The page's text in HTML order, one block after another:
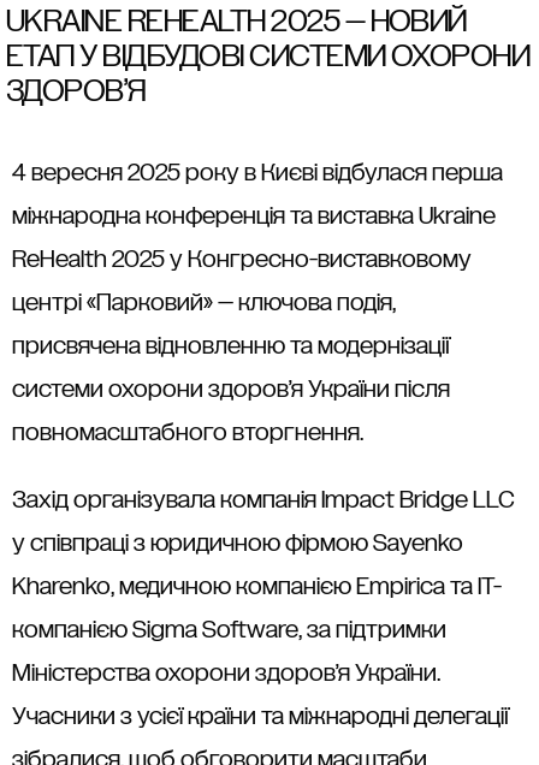
UKRAINE REHEALTH 2025 — НОВИЙ
ЕТАП У ВІДБУДОВІ СИСТЕМИ ОХОРОНИ
ЗДОРОВ’Я
4 вересня 2025 року в Києві відбулася перша
міжнародна конференція та виставка Ukraine
ReHealth 2025 у Конгресно-виставковому
центрі «Парковий» — ключова подія,
присвячена відновленню та модернізації
системи охорони здоров’я України після
повномасштабного вторгнення.
Захід організувала компанія Impact Bridge LLC
у співпраці з юридичною фірмою Sayenko
Kharenko, медичною компанією Empirica та IT-
компанією Sigma Software, за підтримки
Міністерства охорони здоров’я України.
Учасники з усієї країни та міжнародні делегації